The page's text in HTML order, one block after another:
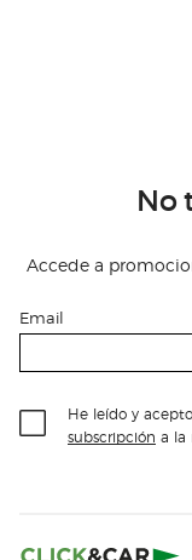
No
Accede a
Email
He leído y acepto
subscripción a la